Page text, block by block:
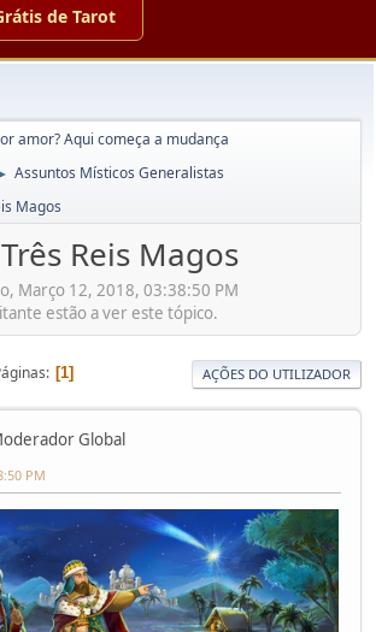
de Tarot
amor? Aqui começa a mudança
► Assuntos Místicos Generalistas
Magos
Reis Magos
Março 12, 2018, 03:38:50 PM
estão a ver este tópico.
1 AÇÕES DO UTILIZADOR
Global
PM